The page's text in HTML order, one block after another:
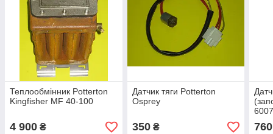
Теплообмінник Potterton
Kingfisher MF 40-100
4 900 ₴
Датчик тяги Potterton
Osprey
350₴
Baxi
760